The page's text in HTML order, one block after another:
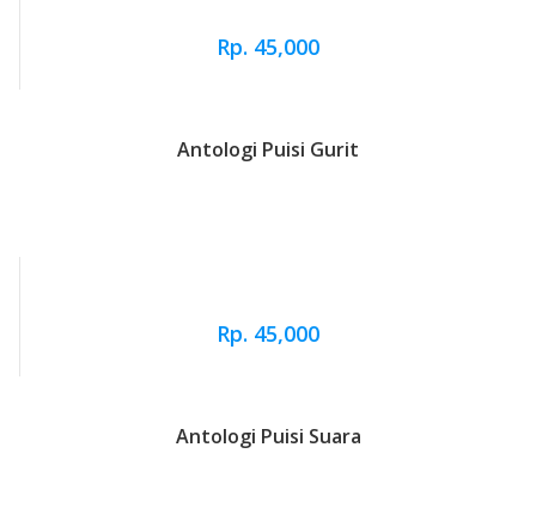
Rp. 45,000
Antologi Puisi Gurit
Rp. 45,000
Antologi Puisi Suara